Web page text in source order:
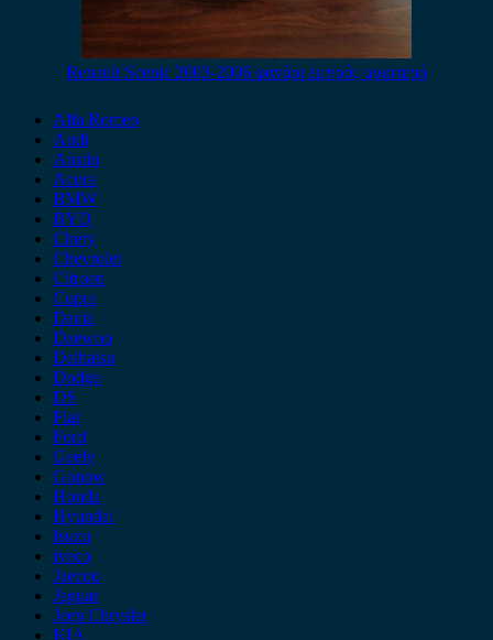
Renault Scenic 2003-2006 φανάρι εμπρός αριστερό
Alfa Romeo
Audi
Austin
Acura
BMW
BYD
Chery
Chevrolet
Citroen
Cupra
Dacia
Daewoo
Daihatsu
Dodge
DS
Fiat
Ford
Geely
Gonow
Honda
Hyundai
Isuzu
iveco
Jaecoo
Jaguar
Jeep Chrysler
KIA